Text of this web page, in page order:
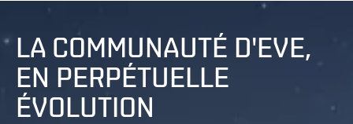
LA COMMUNAUTÉ D'EVE,
EN PERPÉTUELLE
ÉVOLUTION